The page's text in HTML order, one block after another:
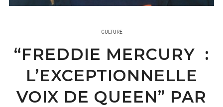
CULTURE
“FREDDIE MERCURY :
L’EXCEPTIONNELLE
VOIX DE QUEEN” PAR